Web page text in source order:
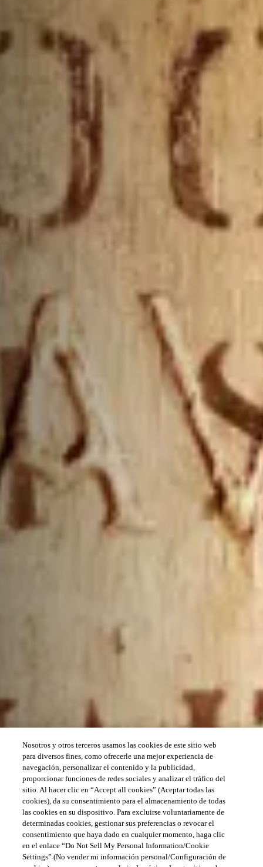
Nosotros y otros terceros usamos las cookies de este sitio web
para diversos fines, como ofrecerle una mejor experiencia de
navegación, personalizar el contenido y la publicidad,
proporcionar funciones de redes sociales y analizar el tráfico del
sitio. Al hacer clic en “Accept all cookies” (Aceptar todas las
cookies), da su consentimiento para el almacenamiento de todas
las cookies en su dispositivo. Para excluirse voluntariamente de
determinadas cookies, gestionar sus preferencias o revocar el
consentimiento que haya dado en cualquier momento, haga clic
en el enlace “Do Not Sell My Personal Information/Cookie
Settings” (No vender mi información personal/Configuración de